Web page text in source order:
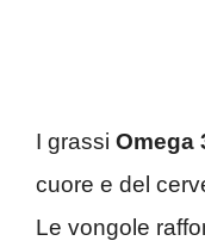
I grassi Omega
cuore e del
Le vongole